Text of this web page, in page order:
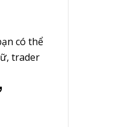
có thể
trader